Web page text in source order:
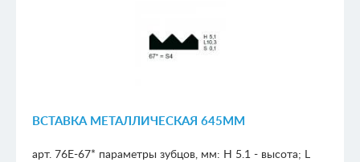
ВСТАВКА МЕТАЛЛИЧЕСКАЯ 645ММ
арт. 76E-67* параметры зубцов, мм: H 5.1 - высота; L